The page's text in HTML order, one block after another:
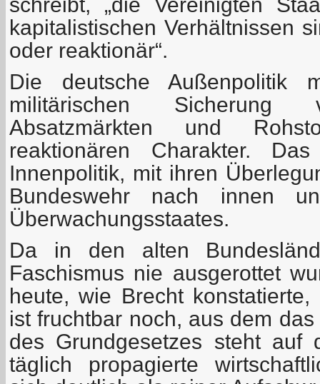
kapitalistischen Verhältnissen
oder reaktionär“.
Die deutsche Außenpolitik
militärischen Sicherung
Absatzmärkten und
reaktionären Charakter.
Innenpolitik, mit ihren
Bundeswehr nach innen
Überwachungsstaates.
Da in den alten
Faschismus nie ausgerottet
heute, wie Brecht
ist fruchtbar noch, aus dem
des Grundgesetzes steht auf
täglich propagierte